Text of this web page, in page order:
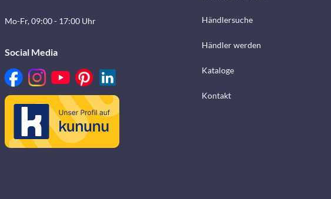
Mo-Fr, 09:00 - 17:00 Uhr
Social Media
Händlersuche
Händler werden
Kataloge
Kontakt